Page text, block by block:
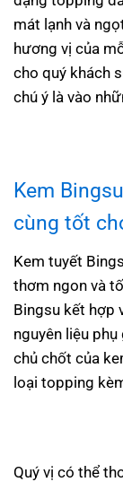
mát lạnh và
hương vị của
cho quý khách
chú ý là vào
Kem Bingsu
cùng tốt
Kem tuyết
thơm ngon và
Bingsu kết hợp
nguyên liệu
chủ chốt của
loại topping
Quý vị có thể